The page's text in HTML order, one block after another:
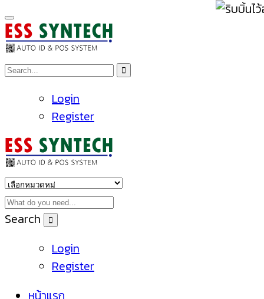
Login
Register
Search
Login
Register
หน้าแรก